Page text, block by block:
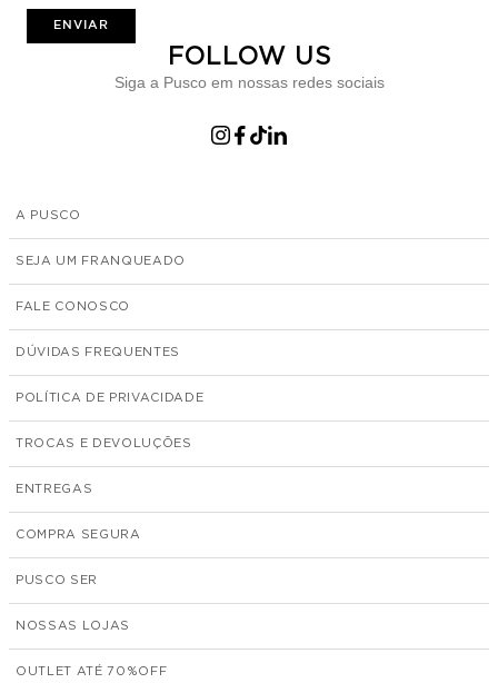
ENVIAR
FOLLOW US
Siga a Pusco em nossas redes sociais
A PUSCO
SEJA UM FRANQUEADO
FALE CONOSCO
DÚVIDAS FREQUENTES
POLÍTICA DE PRIVACIDADE
TROCAS E DEVOLUÇÕES
ENTREGAS
COMPRA SEGURA
PUSCO SER
NOSSAS LOJAS
OUTLET ATÉ 70%